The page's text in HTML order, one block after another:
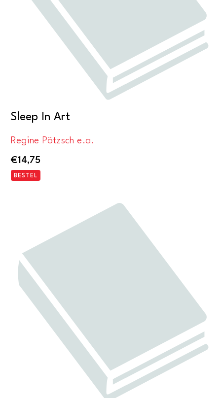
Sleep In Art
Regine Pötzsch e.a.
€14,75
BESTEL